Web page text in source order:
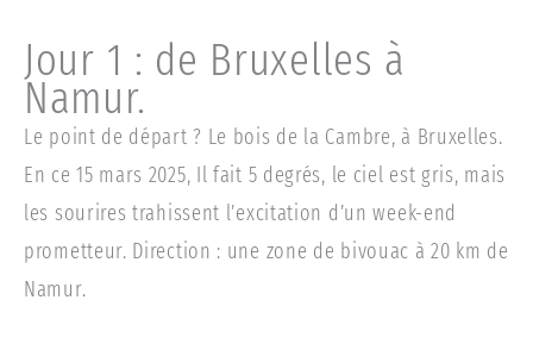
Jour 1 : de Bruxelles à
Namur.
Le point de départ ? Le bois de la Cambre, à Bruxelles.
En ce 15 mars 2025, Il fait 5 degrés, le ciel est gris, mais
les sourires trahissent l’excitation d’un week-end
prometteur. Direction : une zone de bivouac à 20 km de
Namur.